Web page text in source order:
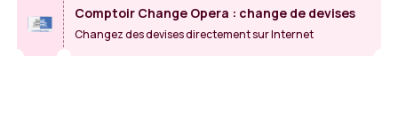
Comptoir Change Opera : change de devises
Changez des devises directement sur Internet